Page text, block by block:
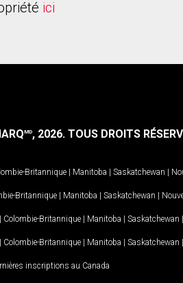
ici
MD, 2026. TOUS DROITS
Britannique | Manitoba | Saskatchewan |
Britannique | Manitoba | Saskatchewan |
| Colombie-Britannique | Manitoba | Saskatchewan |
| Colombie-Britannique | Manitoba | Saskatchewan |
inscriptions au Canada